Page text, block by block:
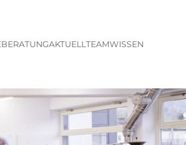
BERATUNGAKTUELL TEAMWISSEN